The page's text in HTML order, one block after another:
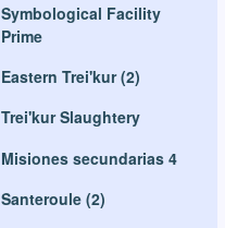
Symbological Facility
Prime
Eastern Trei'kur (2)
Trei'kur Slaughtery
Misiones secundarias 4
Santeroule (2)